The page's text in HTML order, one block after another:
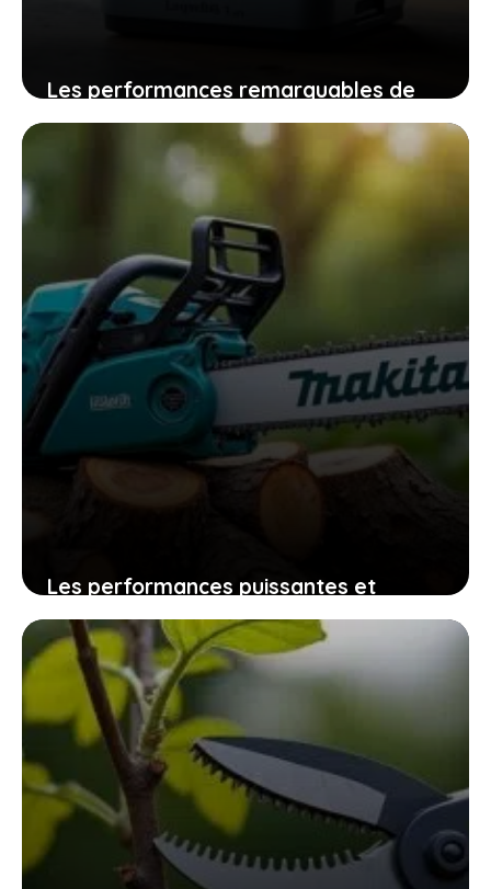
Les performances remarquables de
l’affûteuse tecomec midijolly-n au
service de votre efficacité
8 novembre 2025
Les performances puissantes et
l’ergonomie soignée de la
tronçonneuse compacte makita 18v lxt
expliquées
8 novembre 2025